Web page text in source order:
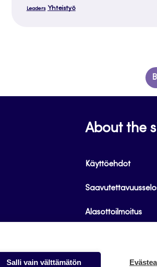
Leaders Yhteistyö
About the
Käyttöehdot
Alasottoilmoitus
Salli vain välttämätön